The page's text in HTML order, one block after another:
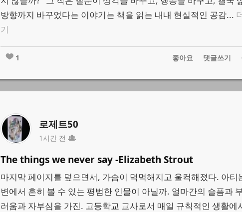
방향까지 바꾸었다는 이야기는 책을 읽는 내내 현실적인 공감...
기
1 좋아요 댓글쓰기
로제트50
1시간 전
The things we never say -Elizabeth Strout
마지막 페이지를 덮으면서, 가슴이 먹먹해지고 울컥해졌다. 아티
변에서 흔히 볼 수 있는 평범한 인물이 아닐까. 얼마간의 슬픔과
러움과 자부심을 가진. 고등학교 교사로서 매일 규칙적인 생활에